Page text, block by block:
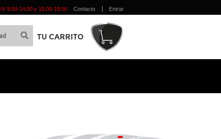
9:00-14:00 y 15:00-19:00 Contacto Entrar
TU CARRITO